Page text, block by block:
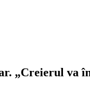
„Creierul va